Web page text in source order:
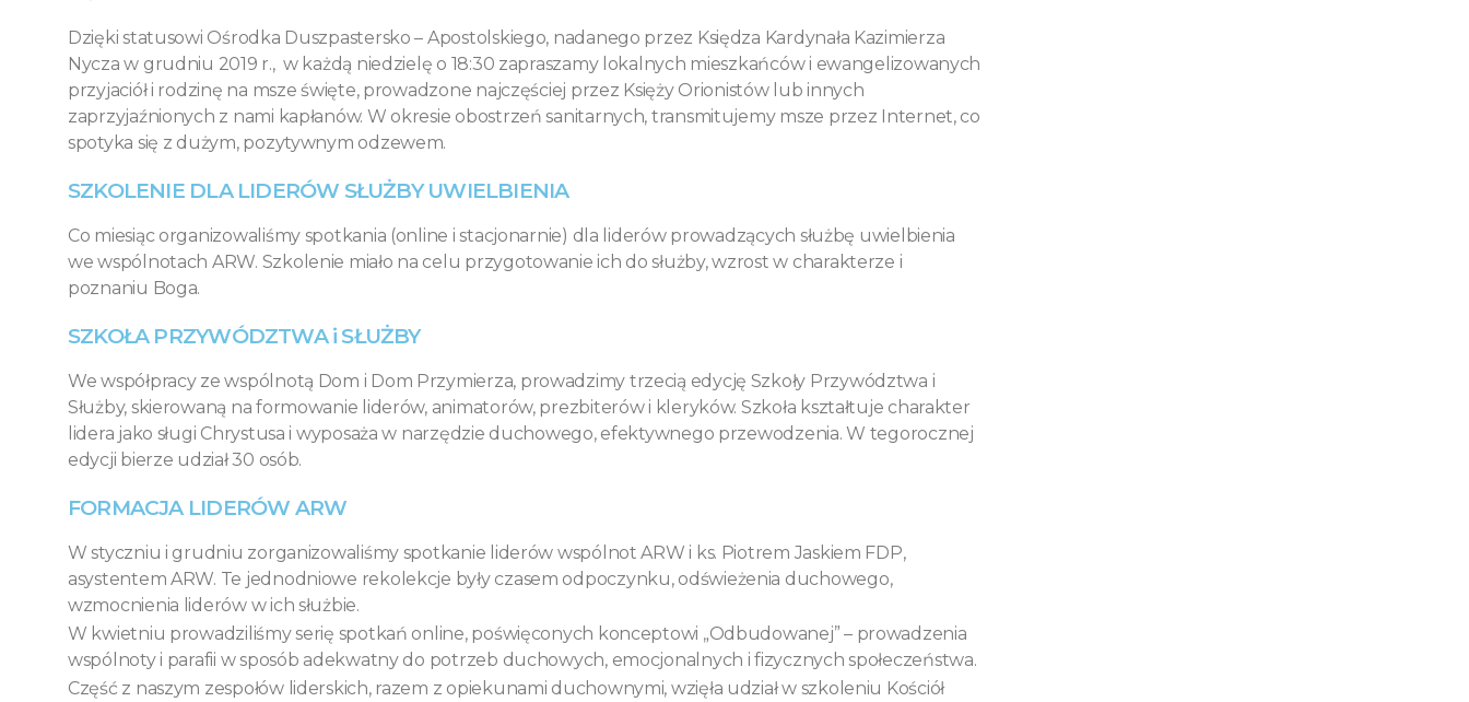
Dzięki statusowi Ośrodka Duszpastersko – Apostolskiego, nadanego przez Księdza Kardynała Kazimierza
Nycza w grudniu 2019 r., w każdą niedzielę o 18:30 zapraszamy lokalnych mieszkańców i ewangelizowanych
przyjaciół i rodzinę na msze święte, prowadzone najczęściej przez Księży Orionistów lub innych
zaprzyjaźnionych z nami kapłanów. W okresie obostrzeń sanitarnych, transmitujemy msze przez Internet, co
spotyka się z dużym, pozytywnym odzewem.
SZKOLENIE DLA LIDERÓW SŁUŻBY UWIELBIENIA
Co miesiąc organizowaliśmy spotkania (online i stacjonarnie) dla liderów prowadzących służbę uwielbienia
we wspólnotach ARW. Szkolenie miało na celu przygotowanie ich do służby, wzrost w charakterze i
poznaniu Boga.
SZKOŁA PRZYWÓDZTWA i SŁUŻBY
We współpracy ze wspólnotą Dom i Dom Przymierza, prowadzimy trzecią edycję Szkoły Przywództwa i
Służby, skierowaną na formowanie liderów, animatorów, prezbiterów i kleryków. Szkoła kształtuje charakter
lidera jako sługi Chrystusa i wyposaża w narzędzie duchowego, efektywnego przewodzenia. W tegorocznej
edycji bierze udział 30 osób.
FORMACJA LIDERÓW ARW
W styczniu i grudniu zorganizowaliśmy spotkanie liderów wspólnot ARW i ks. Piotrem Jaskiem FDP,
asystentem ARW. Te jednodniowe rekolekcje były czasem odpoczynku, odświeżenia duchowego,
wzmocnienia liderów w ich służbie.
W kwietniu prowadziliśmy serię spotkań online, poświęconych konceptowi „Odbudowanej” – prowadzenia
wspólnoty i parafii w sposób adekwatny do potrzeb duchowych, emocjonalnych i fizycznych społeczeństwa.
Część z naszym zespołów liderskich, razem z opiekunami duchownymi, wzięła udział w szkoleniu Kościół